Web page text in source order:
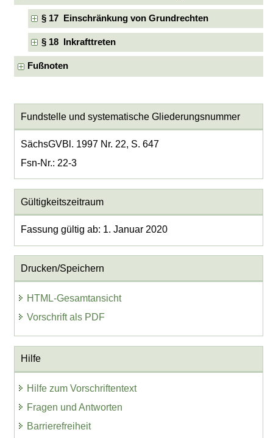
§ 17 Einschränkung von Grundrechten
§ 18 Inkrafttreten
Fußnoten
Fundstelle und systematische Gliederungsnummer
SächsGVBl. 1997 Nr. 22, S. 647
Fsn-Nr.: 22-3
Gültigkeitszeitraum
Fassung gültig ab: 1. Januar 2020
Drucken/Speichern
HTML-Gesamtansicht
Vorschrift als PDF
Hilfe
Hilfe zum Vorschriftentext
Fragen und Antworten
Barrierefreiheit